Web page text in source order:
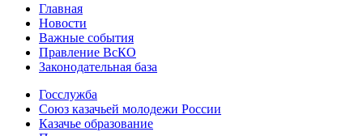
Главная
Новости
Важные события
Правление ВсКО
Законодательная база
Госслужба
Союз казачьей молодежи России
Казачье образование